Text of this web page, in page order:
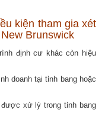
kiện tham gia xét
Brunswick
định cư khác còn hiệu
doanh tại tỉnh bang hoặc
xử lý trong tỉnh bang